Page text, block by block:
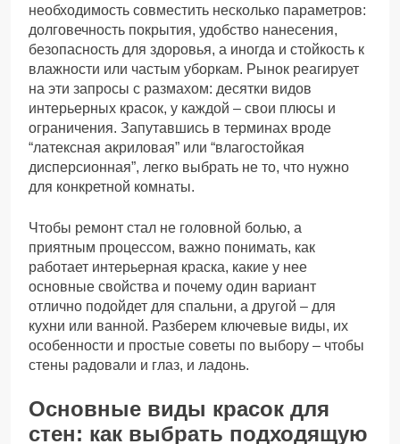
необходимость совместить несколько параметров:
долговечность покрытия, удобство нанесения,
безопасность для здоровья, а иногда и стойкость к
влажности или частым уборкам. Рынок реагирует
на эти запросы с размахом: десятки видов
интерьерных красок, у каждой – свои плюсы и
ограничения. Запутавшись в терминах вроде
“латексная акриловая” или “влагостойкая
дисперсионная”, легко выбрать не то, что нужно
для конкретной комнаты.
Чтобы ремонт стал не головной болью, а
приятным процессом, важно понимать, как
работает интерьерная краска, какие у нее
основные свойства и почему один вариант
отлично подойдет для спальни, а другой – для
кухни или ванной. Разберем ключевые виды, их
особенности и простые советы по выбору – чтобы
стены радовали и глаз, и ладонь.
Основные виды красок для
стен: как выбрать подходящую